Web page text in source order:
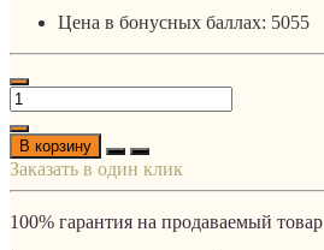
Цена в бонусных баллах: 5055
В корзину
Заказать в один клик
100% гарантия на продаваемый товар